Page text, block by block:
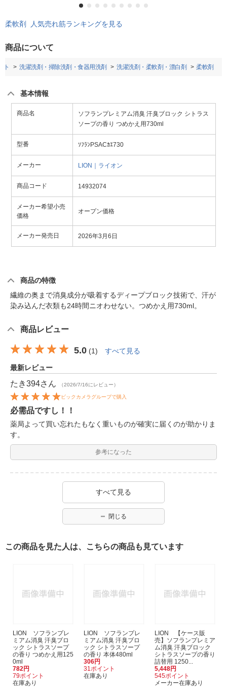
柔軟剤 人気売れ筋ランキングを見る
商品について
ト 洗濯洗剤・掃除洗剤・食器用洗剤 洗濯洗剤・柔軟剤・漂白剤 柔軟剤
基本情報
商品名
ソフランプレミアム消臭 汗臭ブロック シトラス
ソープの香り つめかえ用730ml
型番 ｿﾌﾗﾝPSACｶｴ730
メーカー LION｜ライオン
商品コード 14932074
メーカー希望小売
価格
オープン価格
メーカー発売日 2026年3月6日
商品の特徴
繊維の奥まで消臭成分が吸着するディープブロック技術で、汗が
染み込んだ衣類も24時間ニオわせない。つめかえ用730ml。
商品レビュー
5.0 (1) すべて見る
最新レビュー
たき394さん （2026/7/16にレビュー）
ビックカメラグループで購入
必需品ですし！！
薬局よって買い忘れたもなく重いものが確実に届くのが助かりま
す。
参考になった
すべて見る
閉じる
この商品を見た人は、こちらの商品も見ています
LION ソフランプレ
ミアム消臭 汗臭ブロ
ック シトラスソープ
の香り つめかえ用125
0ml
782円
79ポイント
在庫あり
LION ソフランプレ
ミアム消臭 汗臭ブロ
ック シトラスソープ
の香り 本体480ml
306円
31ポイント
在庫あり
LION 【ケース販
売】ソフランプレミア
ム消臭 汗臭ブロック
シトラスソープの香り
詰替用 1250...
5,448円
545ポイント
メーカー在庫あり